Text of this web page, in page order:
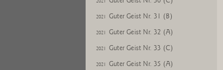
2021 Guter Geist Nr. 31 (B)
2021 Guter Geist Nr. 32 (A)
2021 Guter Geist Nr. 33 (C)
2021 Guter Geist Nr. 35 (A)